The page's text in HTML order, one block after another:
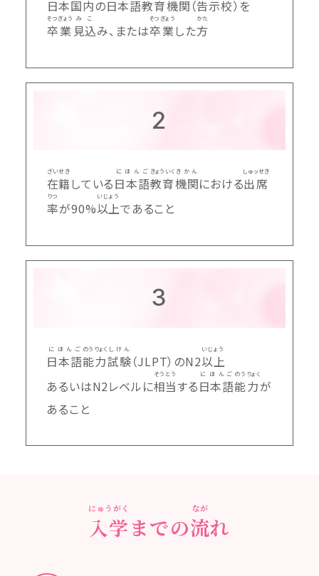
日本国内の日本語教育機関 （告示校）を
卒業
そつぎょう
見込
みこ
み、または卒業
そつぎょう
した方
かた
2
在籍
ざいせき
している日本語
にほんご
教育
きょういく
機関
きかん
における出席
しゅっせき
率
りつ
が90%以上
いじょう
であること
3
日本語
にほんご
能力
のうりょく
試験
しけん
（JLPT）のN2以上
いじょう
あるいはN2レベルに相当
そうとう
する日本語
にほんご
能
のう
力
りょく
が
あること
入学
にゅうがく
までの流
なが
れ